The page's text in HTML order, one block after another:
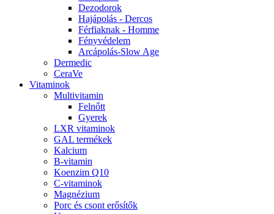
Dezodorok
Hajápolás - Dercos
Férfiaknak - Homme
Fényvédelem
Arcápolás-Slow Age
Dermedic
CeraVe
Vitaminok
Multivitamin
Felnőtt
Gyerek
LXR vitaminok
GAL termékek
Kalcium
B-vitamin
Koenzim Q10
C-vitaminok
Magnézium
Porc és csont erősítők